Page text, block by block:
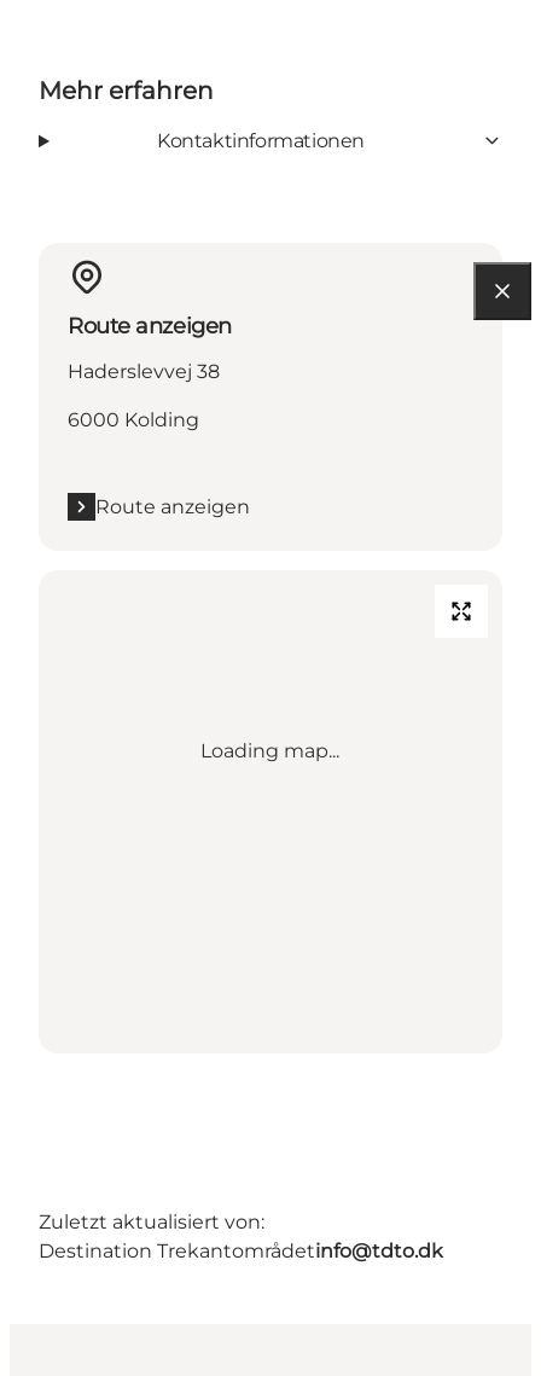
Mehr erfahren
Kontaktinformationen
Route anzeigen
Haderslevvej 38
6000 Kolding
Route anzeigen
Loading map...
Zuletzt aktualisiert von:
Destination Trekantområdetinfo@tdto.dk